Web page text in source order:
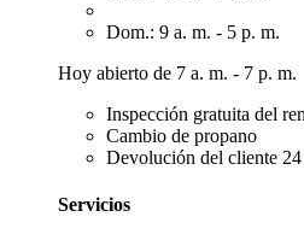
Dom.: 9 a. m. - 5 p. m.
Hoy abierto de 7 a. m. - 7 p. m.
Inspección gratuita del
Cambio de propano
Devolución del cliente 24
Servicios